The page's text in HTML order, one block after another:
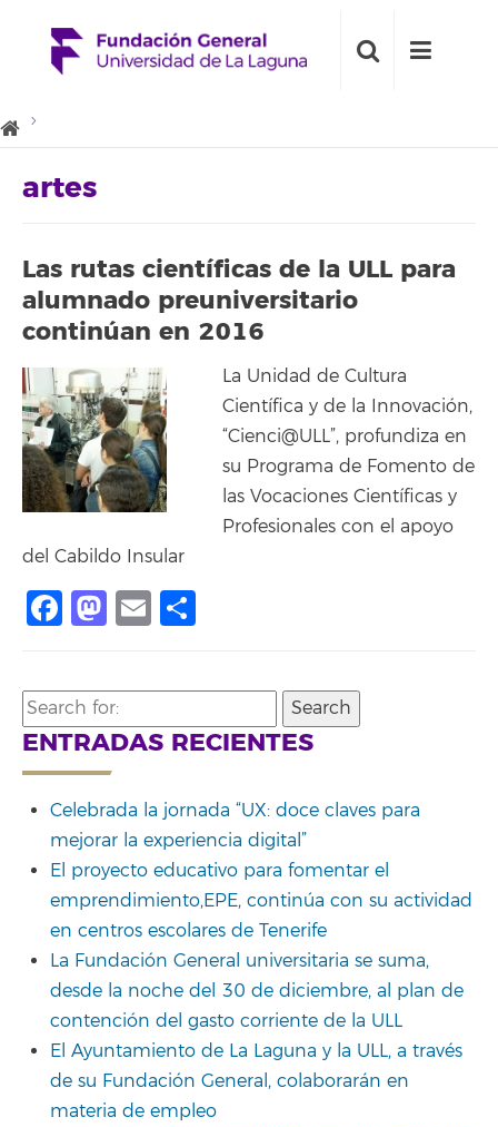
artes
Las rutas científicas de la ULL para
alumnado preuniversitario
continúan en 2016
La Unidad de Cultura
Científica y de la Innovación,
“Cienci@ULL”, profundiza en
su Programa de Fomento de
las Vocaciones Científicas y
Profesionales con el apoyo
del Cabildo Insular
Facebook
Mastodon
Email
Search
for:
ENTRADAS RECIENTES
Celebrada la jornada “UX: doce claves para
mejorar la experiencia digital”
El proyecto educativo para fomentar el
emprendimiento,EPE, continúa con su actividad
en centros escolares de Tenerife
La Fundación General universitaria se suma,
desde la noche del 30 de diciembre, al plan de
contención del gasto corriente de la ULL
El Ayuntamiento de La Laguna y la ULL, a través
de su Fundación General, colaborarán en
materia de empleo